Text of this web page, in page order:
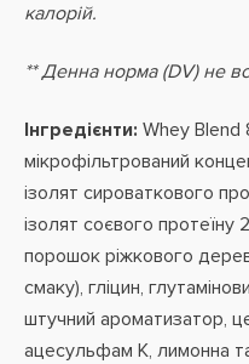
калорій.
** Денна норма (DV) не
Інгредієнти: Whey Blend
мікрофільтрований
ізолят сироваткового
ізолят соєвого
порошок ріжкового
смаку), гліцин,
штучний ароматизатор,
ацесульфам К, лимонна